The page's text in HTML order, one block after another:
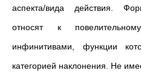
аспекта/вида действия.
относят к
инфинитивами, функции
категорией наклонения. Не